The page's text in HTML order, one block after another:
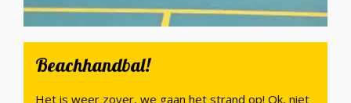
Beachhandbal!
Het is weer zover, we gaan het strand op! Ok, niet